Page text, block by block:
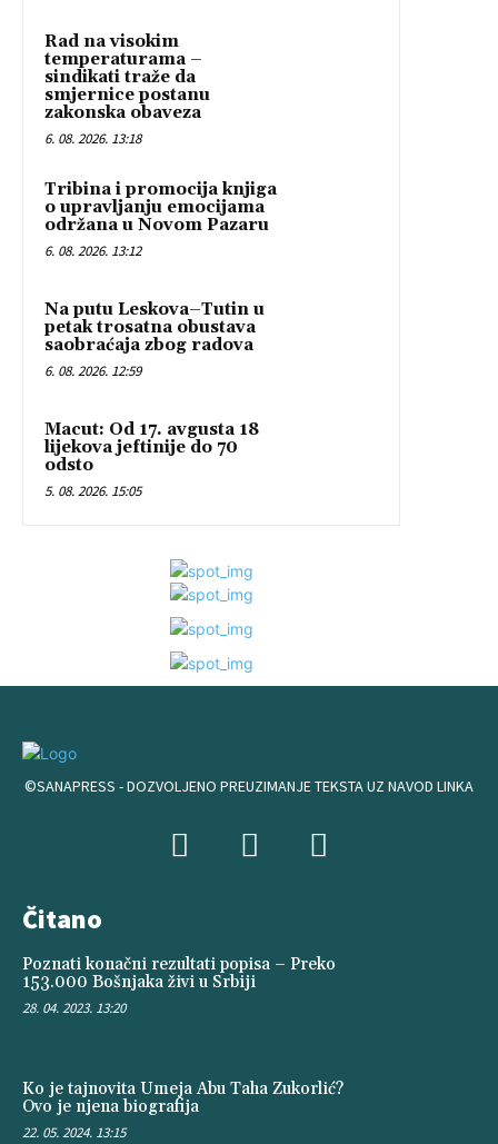
Rad na visokim
temperaturama –
sindikati traže da
smjernice postanu
zakonska obaveza
6. 08. 2026. 13:18
Tribina i promocija knjiga
o upravljanju emocijama
održana u Novom Pazaru
6. 08. 2026. 13:12
Na putu Leskova–Tutin u
petak trosatna obustava
saobraćaja zbog radova
6. 08. 2026. 12:59
Macut: Od 17. avgusta 18
lijekova jeftinije do 70
odsto
5. 08. 2026. 15:05
©SANAPRESS - DOZVOLJENO PREUZIMANJE TEKSTA UZ NAVOD LINKA
Čitano
Poznati konačni rezultati popisa – Preko
153.000 Bošnjaka živi u Srbiji
28. 04. 2023. 13:20
Ko je tajnovita Umeja Abu Taha Zukorlić?
Ovo je njena biografija
22. 05. 2024. 13:15